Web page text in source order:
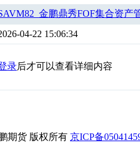
金鹏鼎秀FOF集合资产
04-22 15:06:34
录后才可以查看详细内容
期货 版权所有 京ICP备